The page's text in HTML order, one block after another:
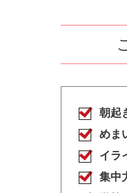
朝起
めま
イラ
集中